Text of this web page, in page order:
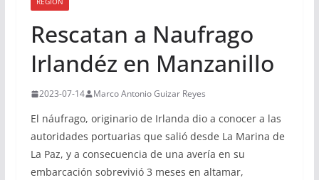
Rescatan a Naufrago
Irlandéz en Manzanillo
2023-07-14 Marco Antonio Guizar Reyes
El náufrago, originario de Irlanda dio a conocer a las
autoridades portuarias que salió desde La Marina de
La Paz, y a consecuencia de una avería en su
embarcación sobrevivió 3 meses en altamar,